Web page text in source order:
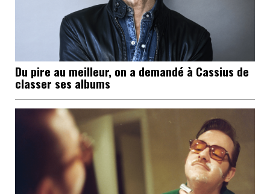
Du pire au meilleur, on a demandé à Cassius de
classer ses albums